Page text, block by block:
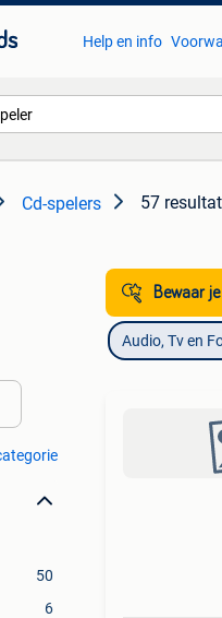
Help en info
Cd-spelers 57
50
6
Bewaar
Audio, Tv en